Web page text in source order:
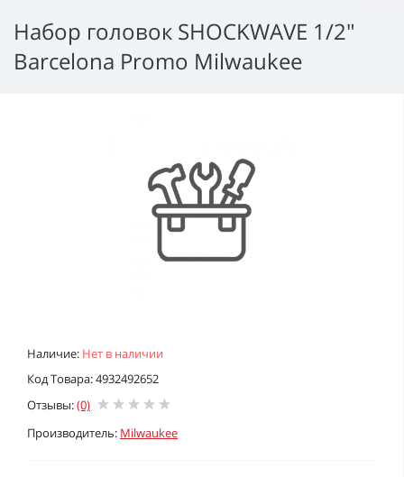
Набор головок SHOCKWAVE 1/2"
Barcelona Promo Milwaukee
Наличие: Нет в наличии
Код Товара: 4932492652
Отзывы:(0)
Производитель: Milwaukee